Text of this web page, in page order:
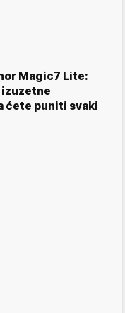
Magic7 Lite:
ćete puniti svaki